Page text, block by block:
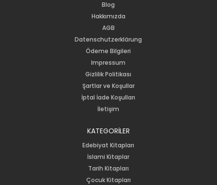
Blog
Hakkımızda
AGB
Datenschutzerklärung
Ödeme Bilgileri
Impressum
Gizlilik Politikası
Şartlar ve Koşullar
İptal İade Koşulları
İletişim
KATEGORİLER
Edebiyat Kitapları
İslami Kitaplar
Tarih Kitapları
Çocuk Kitapları